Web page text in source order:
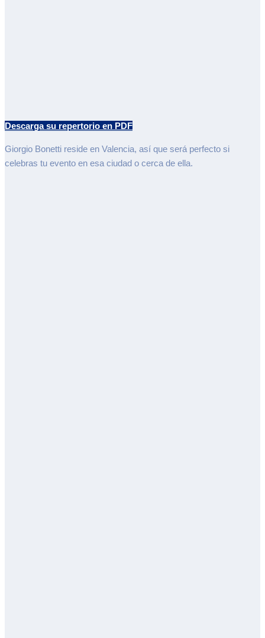
Descarga su repertorio en PDF
Giorgio Bonetti reside en Valencia, así que será perfecto si
celebras tu evento en esa ciudad o cerca de ella.